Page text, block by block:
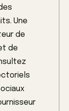
Une
de
de